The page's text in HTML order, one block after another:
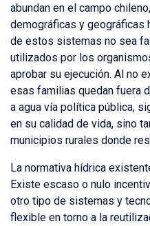
abundan en el campo
demográficas y geográficas
de estos sistemas no sea
utilizados por los
aprobar su ejecución. Al no
esas familias quedan fuera
a agua vía política pública,
en su calidad de vida, sino
municipios rurales donde
La normativa hídrica
Existe escaso o nulo
otro tipo de sistemas y
flexible en torno a la